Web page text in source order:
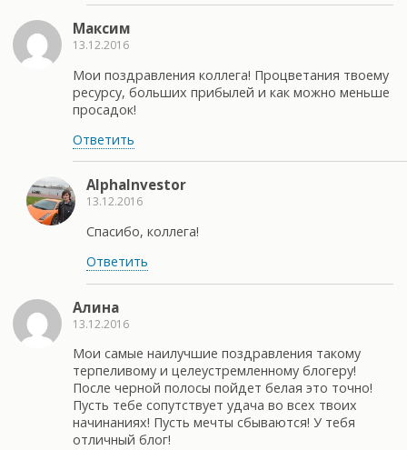
Максим
13.12.2016
Мои поздравления коллега! Процветания твоему
ресурсу, больших прибылей и как можно меньше
просадок!
Ответить
AlphaInvestor
13.12.2016
Спасибо, коллега!
Ответить
Алина
13.12.2016
Мои самые наилучшие поздравления такому
терпеливому и целеустремленному блогеру!
После черной полосы пойдет белая это точно!
Пусть тебе сопутствует удача во всех твоих
начинаниях! Пусть мечты сбываются! У тебя
отличный блог!